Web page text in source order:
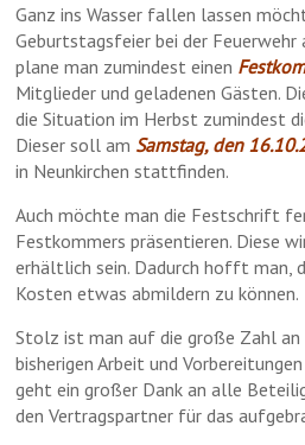
Ganz ins Wasser fallen lassen
Geburtstagsfeier bei der Feuerwehr
plane man zumindest einen
Mitglieder und geladenen Gästen.
die Situation im Herbst zumindest
Dieser soll am Samstag, den
in Neunkirchen stattfinden.
Auch möchte man die Festschrift
Festkommers präsentieren. Diese
erhältlich sein. Dadurch hofft man,
Kosten etwas abmildern zu können.
Stolz ist man auf die große Zahl an
bisherigen Arbeit und
geht ein großer Dank an alle
den Vertragspartner für das